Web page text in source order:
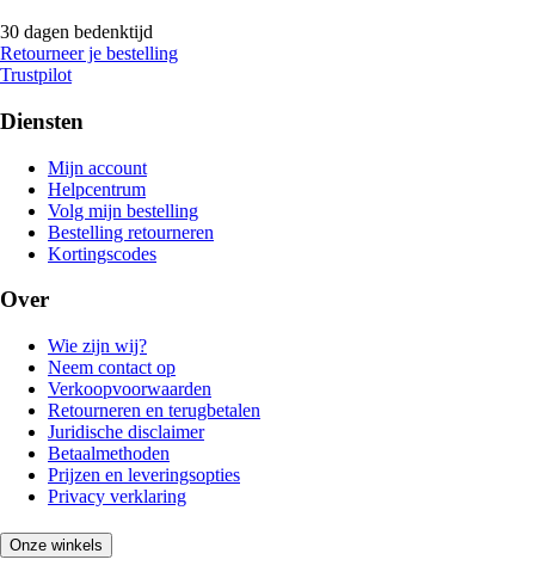
30 dagen bedenktijd
Retourneer je bestelling
Trustpilot
Diensten
Mijn account
Helpcentrum
Volg mijn bestelling
Bestelling retourneren
Kortingscodes
Over
Wie zijn wij?
Neem contact op
Verkoopvoorwaarden
Retourneren en terugbetalen
Juridische disclaimer
Betaalmethoden
Prijzen en leveringsopties
Privacy verklaring
Onze winkels